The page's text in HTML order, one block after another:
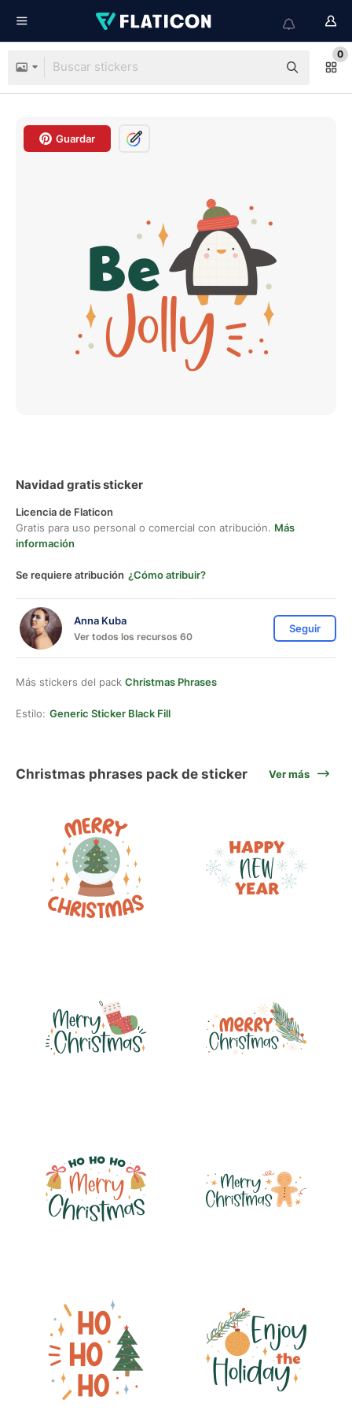
0
Guardar
Navidad gratis sticker
Licencia de Flaticon
Gratis para uso personal o comercial con atribución. Más
información
Se requiere atribución ¿Cómo atribuir?
Anna Kuba
Ver todos los recursos 60
Seguir
Más stickers del pack Christmas Phrases
Estilo: Generic Sticker Black Fill
Christmas phrases pack de sticker Ver más